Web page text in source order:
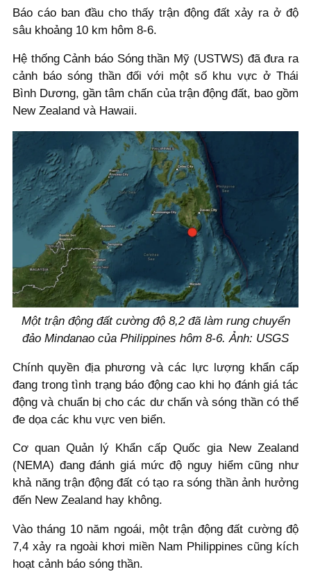
Báo cáo ban đầu cho thấy trận động đất xảy ra ở độ
sâu khoảng 10 km hôm 8-6.
Hệ thống Cảnh báo Sóng thần Mỹ (USTWS) đã đưa ra
cảnh báo sóng thần đối với một số khu vực ở Thái
Bình Dương, gần tâm chấn của trận động đất, bao gồm
New Zealand và Hawaii.
Một trận động đất cường độ 8,2 đã làm rung chuyển
đảo Mindanao của Philippines hôm 8-6. Ảnh: USGS
Chính quyền địa phương và các lực lượng khẩn cấp
đang trong tình trạng báo động cao khi họ đánh giá tác
động và chuẩn bị cho các dư chấn và sóng thần có thể
đe dọa các khu vực ven biển.
Cơ quan Quản lý Khẩn cấp Quốc gia New Zealand
(NEMA) đang đánh giá mức độ nguy hiểm cũng như
khả năng trận động đất có tạo ra sóng thần ảnh hưởng
đến New Zealand hay không.
Vào tháng 10 năm ngoái, một trận động đất cường độ
7,4 xảy ra ngoài khơi miền Nam Philippines cũng kích
hoạt cảnh báo sóng thần.